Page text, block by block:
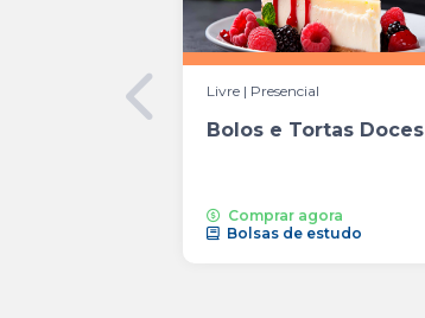
Livre | Presencial
Bolos e Tortas Doces
Comprar agora
Bolsas de estudo